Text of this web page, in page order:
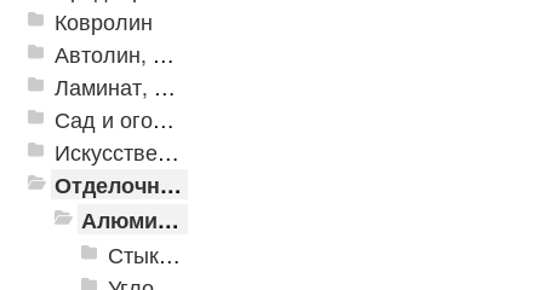
Ковролин
Автолин, Транслин, Линолеум
Ламинат, Кварцвиниловая плитка SPC
Сад и огород
Искусственная трава
Отделочные профили
Алюминиевые пороги
Стыкоперекрывающие алюминиевые пороги